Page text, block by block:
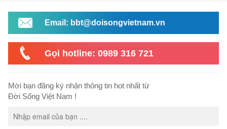
Email: bbt@doisongvietnam.vn
Gọi hotline: 0989 316 721
Mời bạn đăng ký nhận thông tin hot nhất từ
Đời Sống Việt Nam !